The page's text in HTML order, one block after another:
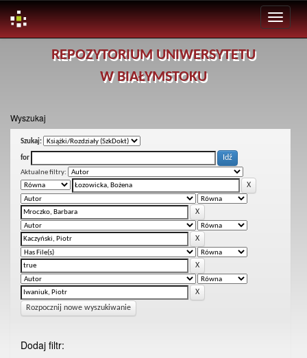
REPOZYTORIUM UNIWERSYTETU
W BIAŁYMSTOKU
Wyszukaj
Szukaj:
for
Aktualne filtry:
Rozpocznij nowe wyszukiwanie
Dodaj filtr: